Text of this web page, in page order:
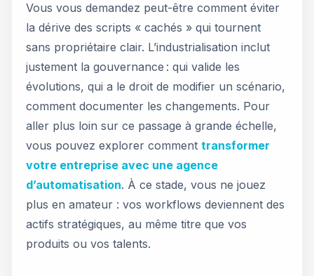
Vous vous demandez peut-être comment éviter
la dérive des scripts « cachés » qui tournent
sans propriétaire clair. L’industrialisation inclut
justement la gouvernance : qui valide les
évolutions, qui a le droit de modifier un scénario,
comment documenter les changements. Pour
aller plus loin sur ce passage à grande échelle,
vous pouvez explorer comment transformer
votre entreprise avec une agence
d’automatisation. À ce stade, vous ne jouez
plus en amateur : vos workflows deviennent des
actifs stratégiques, au même titre que vos
produits ou vos talents.